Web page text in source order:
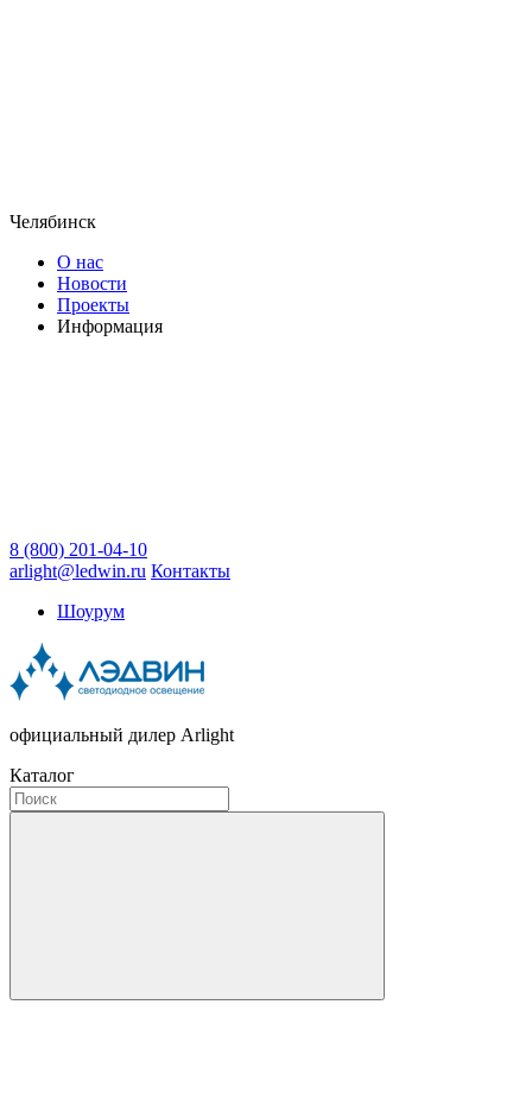
Челябинск
О нас
Новости
Проекты
Информация
8 (800) 201-04-10
arlight@ledwin.ru Контакты
Шоурум
официальный дилер Arlight
Каталог